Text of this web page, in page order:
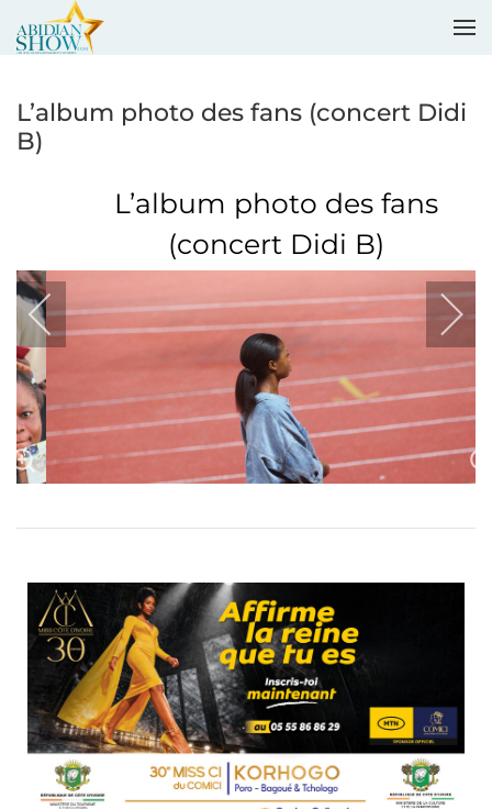
L’album photo des fans (concert Didi
B)
L’album photo des fans
(concert Didi B)